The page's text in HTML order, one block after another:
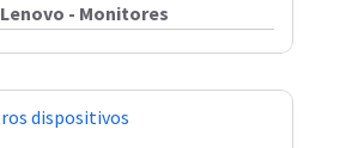
Lenovo - Monitores